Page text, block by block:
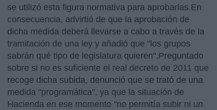
se utilizó esta figura normativa para aprobarlas.En
consecuencia, advirtió de que la aprobación de
dicha medida deberá llevarse a cabo a través de la
tramitación de una ley y añadió que "los grupos
sabrán qué tipo de legislatura quieren".Preguntado
sobre si no es suficiente el real decreto de 2011 que
recoge dicha subida, denunció que se trató de una
medida "programática", ya que la situación de
Hacienda en ese momento "no permitía subir ni un